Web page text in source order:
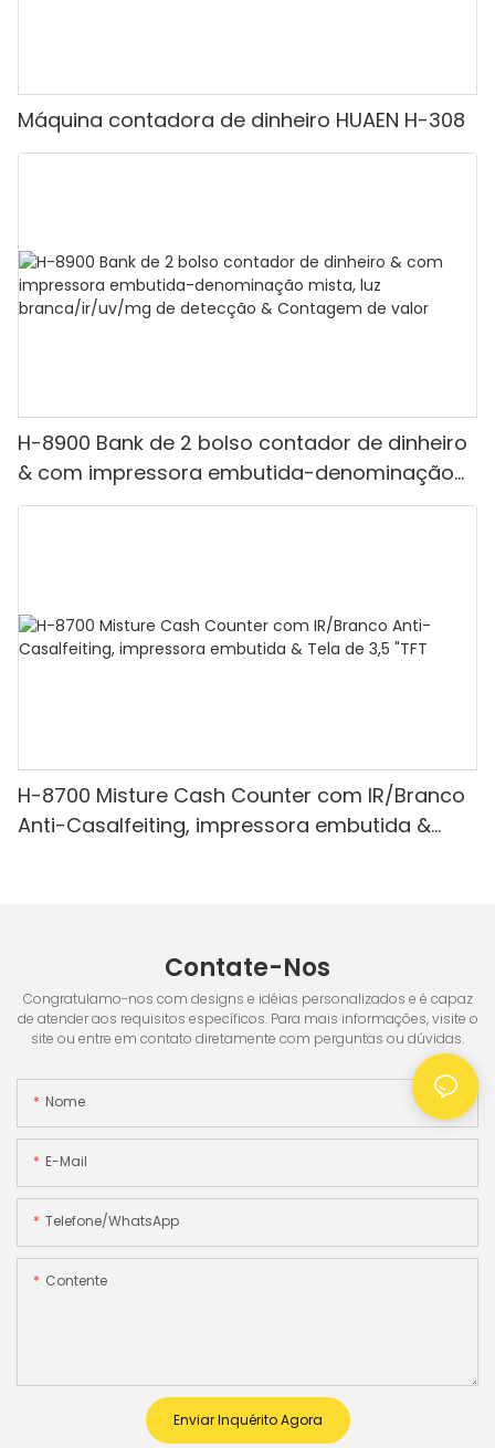
Máquina contadora de dinheiro HUAEN H-308
H-8900 Bank de 2 bolso contador de dinheiro
& com impressora embutida-denominação
mista, luz branca/ir/uv/mg de detecção &
H-8700 Misture Cash Counter com IR/Branco
Anti-Casalfeiting, impressora embutida &
Contate-Nos
Congratulamo-nos com designs e idéias personalizados e é capaz
de atender aos requisitos específicos. Para mais informações, visite o
site ou entre em contato diretamente com perguntas ou dúvidas.
Nome
E-Mail
Telefone/WhatsApp
Contente
Enviar Inquérito Agora